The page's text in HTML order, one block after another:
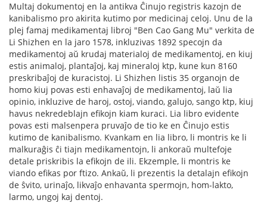
Multaj dokumentoj en la antikva Ĉinujo registris kazojn de
kanibalismo pro akirita kutimo por medicinaj celoj. Unu de la
plej famaj medikamentaj libroj "Ben Cao Gang Mu" verkita de
Li Shizhen en la jaro 1578, inkluzivas 1892 specojn da
medikamentoj aŭ krudaj materialoj de medikamentoj, en kiuj
estis animaloj, plantaĵoj, kaj mineraloj ktp, kune kun 8160
preskribaĵoj de kuracistoj. Li Shizhen listis 35 organojn de
homo kiuj povas esti enhavaĵoj de medikamentoj, laŭ lia
opinio, inkluzive de haroj, ostoj, viando, galujo, sango ktp, kiuj
havus nekredeblajn efikojn kiam kuraci. Lia libro evidente
povas esti malsenpera pruvaĵo de tio ke en Ĉinujo estis
kutimo de kanibalismo. Kvankam en lia libro, li montris ke li
malkuraĝis ĉi tiajn medikamentojn, li ankoraŭ multefoje
detale priskribis la efikojn de ili. Ekzemple, li montris ke
viando efikas por ftizo. Ankaŭ, li prezentis la detalajn efikojn
de ŝvito, urinaĵo, likvaĵo enhavanta spermojn, hom-lakto,
larmo, ungoj kaj dentoj.